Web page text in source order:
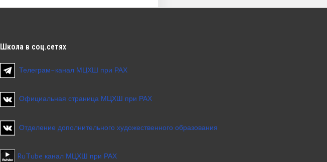
Школа в соц.сетях
Телеграм-канал МЦХШ при РАХ
Официальная страница МЦХШ при РАХ
Отделение дополнительного художественного образования
RuTube канал МЦХШ при РАХ